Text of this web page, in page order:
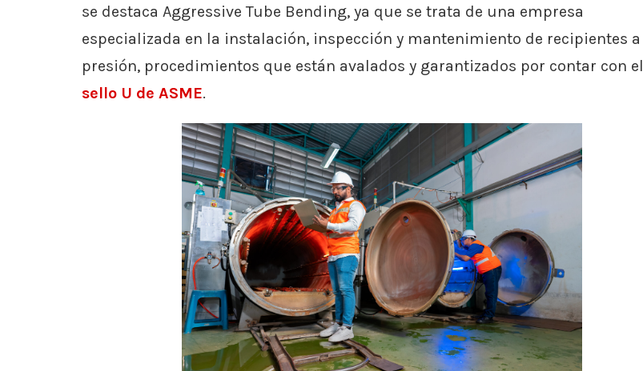
se destaca Aggressive Tube Bending, ya que se trata de una empresa
especializada en la instalación, inspección y mantenimiento de recipientes a
presión, procedimientos que están avalados y garantizados por contar con el
sello U de ASME.